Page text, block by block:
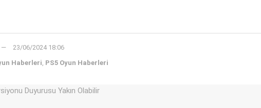
23/06/2024 18:06
Haberleri, PS5 Oyun Haberleri